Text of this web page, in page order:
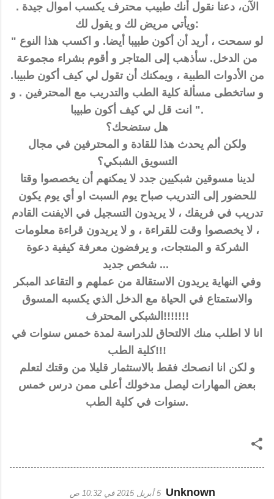
الآن، دعنا نقول أنك طبيب محترف يكسب اموال جيدة .
ويأتي مريض لك و يقول لك:
" لو سمحت ، أريد أن أكون طبيبا أيضا. و اكسب هذا النوع
من الدخل. سأذهب إلى المتاجر و أقوم بشراء مجموعة
من الأدوات الطبية ، ويمكنك أن تقول لي كيف أكون طبيبا.
و ساتخطى مسألة كلية الطب والتدريب مع المحترفين . و
انت قل لي كيف أكون طبيبا ".
هل ستضحك؟
ولكن ألم يحدث هذا للقادة و المحترفين في مجال
التسويق الشبكي؟
لدينا مسوقين شبكيين جدد لا يمكنهم أن يخصصوا وقتا
للحضور إلى التدريب صباح يوم السبت او أي يوم يكون
تدريب في فريقك ، لا يريدون التسجيل في الايفنت القادم
، لا يخصصوا وقت للقراءة ، و لا يريدون قراءة معلومات
الشركة و المنتجات، و يرفضون معرفة كيفية دعوة
شخص جديد ...
وفي النهاية يريدون الاستقالة من عملهم و التقاعد المبكر
والاستمتاع في الحياة مع الدخل الذي يكسبه المسوق
الشبكي المحترف!!!!!!!
انا لا اطلب منك الالتحاق للدراسة لمدة خمس سنوات في
كلية الطب!!!
و لكن انا انصحك فقط بالاستثمار قليلا من وقتك لتعلم
بعض المهارات ليصل مدخولك أعلى ممن درس خمس
سنوات في كلية الطب.
Unknown 5 أبريل 2015 في 10:32 ص